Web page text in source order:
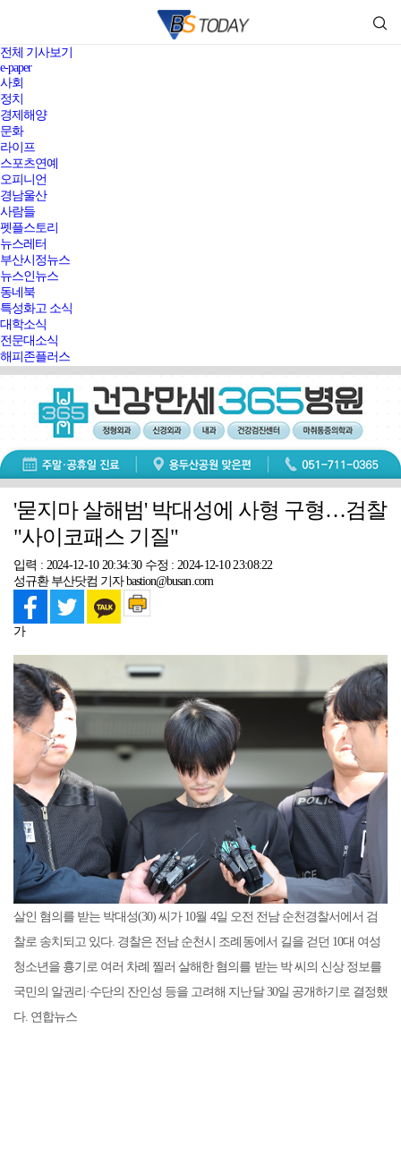
전체 기사보기
e-paper
사회
정치
경제해양
문화
라이프
스포츠연예
오피니언
경남울산
사람들
펫플스토리
뉴스레터
부산시정뉴스
뉴스인뉴스
동네북
특성화고 소식
대학소식
전문대소식
해피존플러스
'묻지마 살해범' 박대성에 사형 구형…검찰
"사이코패스 기질"
입력 : 2024-12-10 20:34:30 수정 : 2024-12-10 23:08:22
성규환 부산닷컴 기자 bastion@busan.com
가
살인 혐의를 받는 박대성(30) 씨가 10월 4일 오전 전남 순천경찰서에서 검
찰로 송치되고 있다. 경찰은 전남 순천시 조례동에서 길을 걷던 10대 여성
청소년을 흉기로 여러 차례 찔러 살해한 혐의를 받는 박 씨의 신상 정보를
국민의 알권리·수단의 잔인성 등을 고려해 지난달 30일 공개하기로 결정했
다. 연합뉴스